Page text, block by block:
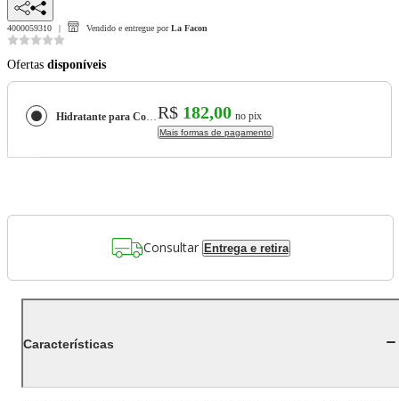
4000059310 Vendido e entregue por La Facon
Ofertas disponíveis
Hidratante para Corpo e Mãos Pérolas - 250mlR$ 182,00 no pix
Mais formas de pagamento
Consultar Entrega e retira
Características